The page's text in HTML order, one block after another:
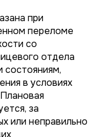
при
переломе
со
отдела
состояниям,
в условиях
за
или неправильно